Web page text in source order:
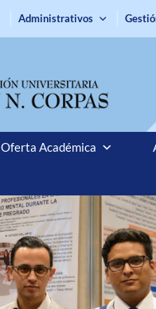
Administrativos
Oferta Académica